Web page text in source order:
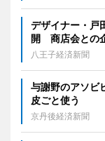
デザイナー・戸
開 商店会との
八王子経済新聞
与謝野のアソビ
皮ごと使う
京丹後経済新聞